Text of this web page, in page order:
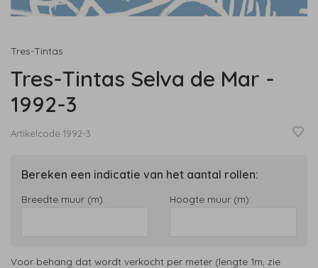
Tres-Tintas
Tres-Tintas Selva de Mar -
1992-3
Artikelcode 1992-3
Bereken een indicatie van het aantal rollen:
Breedte muur (m): Hoogte muur (m):
Voor behang dat wordt verkocht per meter (lengte 1m, zie